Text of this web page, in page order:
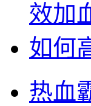
效加
如何
热血